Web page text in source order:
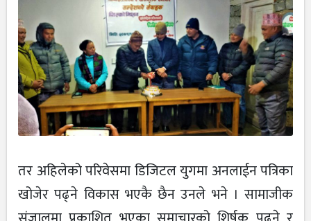
तर अहिलेको परिवेसमा डिजिटल युगमा अनलाईन पत्रिका
खोजेर पढ्ने विकास भएकै छैन उनले भने । सामाजीक